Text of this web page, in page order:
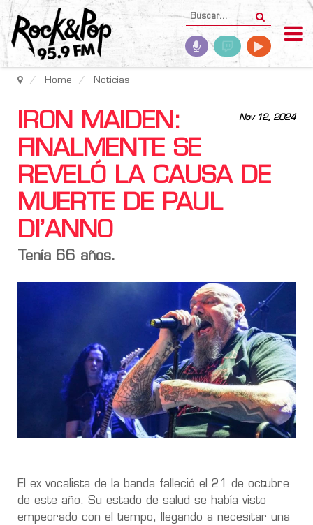
Home Noticias
Nov 12, 2024
IRON MAIDEN:
FINALMENTE SE
REVELÓ LA CAUSA DE
MUERTE DE PAUL
DI’ANNO
Tenía 66 años.
El ex vocalista de la banda falleció el 21 de octubre
de este año. Su estado de salud se había visto
empeorado con el tiempo, llegando a necesitar una